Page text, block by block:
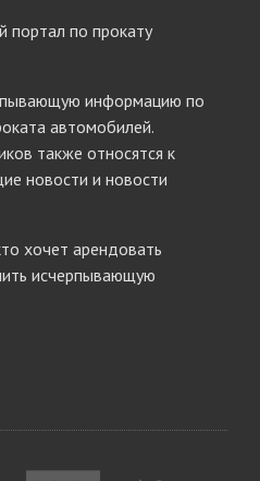
портал по прокату
информацию по
автомобилей.
также относятся к
новости и новости
хочет арендовать
исчерпывающую